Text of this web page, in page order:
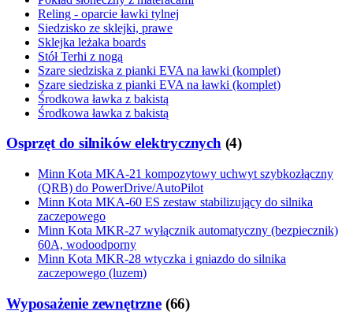
Reling - oparcie ławki tylnej
Siedzisko ze sklejki, prawe
Sklejka leżaka boards
Stół Terhi z nogą
Szare siedziska z pianki EVA na ławki (komplet)
Szare siedziska z pianki EVA na ławki (komplet)
Środkowa ławka z bakistą
Środkowa ławka z bakistą
Osprzęt do silników elektrycznych (4)
Minn Kota MKA-21 kompozytowy uchwyt szybkozłączny
(QRB) do PowerDrive/AutoPilot
Minn Kota MKA-60 ES zestaw stabilizujący do silnika
zaczepowego
Minn Kota MKR-27 wyłącznik automatyczny (bezpiecznik)
60A, wodoodporny
Minn Kota MKR-28 wtyczka i gniazdo do silnika
zaczepowego (luzem)
Wyposażenie zewnętrzne (66)